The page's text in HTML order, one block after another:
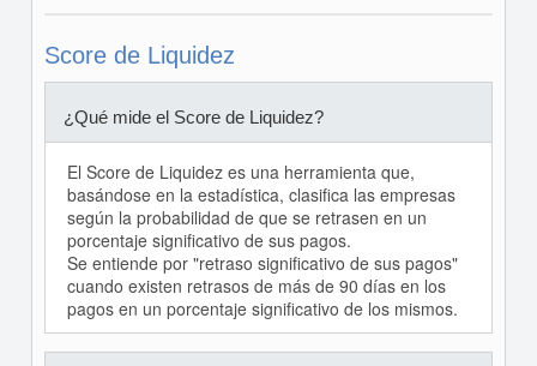
Score de Liquidez
¿Qué mide el Score de Liquidez?
El Score de Liquidez es una herramienta que,
basándose en la estadística, clasifica las empresas
según la probabilidad de que se retrasen en un
porcentaje significativo de sus pagos.
Se entiende por "retraso significativo de sus pagos"
cuando existen retrasos de más de 90 días en los
pagos en un porcentaje significativo de los mismos.